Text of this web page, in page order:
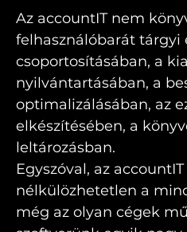
Az accountIT nem
felhasználóbarát tárgyi
csoportosításában, a
nyilvántartásában, a
optimalizálásában, az
elkészítésében, a
leltározásban.
Egyszóval, az
nélkülözhetetlen a
még az olyan cégek